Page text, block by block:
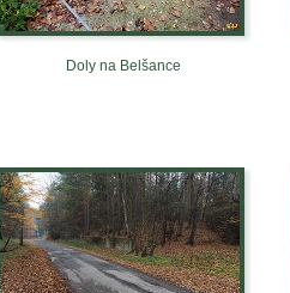
Doly na Belšance